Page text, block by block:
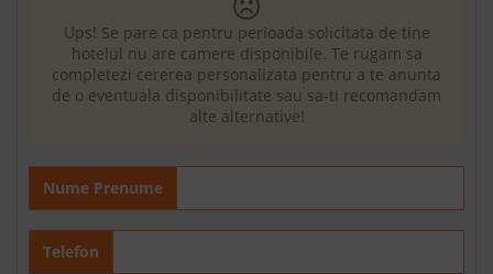
Ups! Se pare ca pentru perioada solicitata de tine
hotelul nu are camere disponibile. Te rugam sa
completezi cererea personalizata pentru a te anunta
de o eventuala disponibilitate sau sa-ti recomandam
alte alternative!
Nume Prenume
Telefon